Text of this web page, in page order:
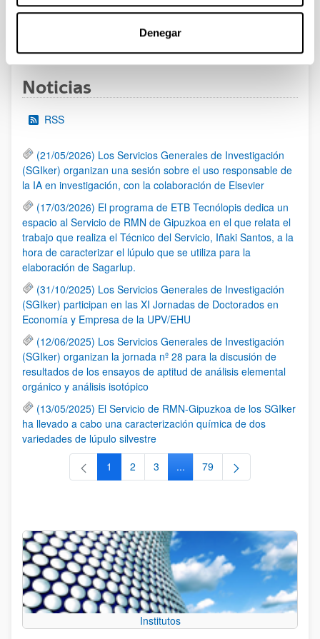
Denegar
Páginas intermedias Use TAB para
PáginaPágina
10 11
Noticias
RSS
(21/05/2026) Los Servicios Generales de Investigación
(SGIker) organizan una sesión sobre el uso responsable de
la IA en investigación, con la colaboración de Elsevier
(17/03/2026) El programa de ETB Tecnólopis dedica un
espacio al Servicio de RMN de Gipuzkoa en el que relata el
trabajo que realiza el Técnico del Servicio, Iñaki Santos, a la
hora de caracterizar el lúpulo que se utiliza para la
elaboración de Sagarlup.
(31/10/2025) Los Servicios Generales de Investigación
(SGIker) participan en las XI Jornadas de Doctorados en
Economía y Empresa de la UPV/EHU
(12/06/2025) Los Servicios Generales de Investigación
(SGIker) organizan la jornada nº 28 para la discusión de
resultados de los ensayos de aptitud de análisis elemental
orgánico y análisis isotópico
(13/05/2025) El Servicio de RMN-Gipuzkoa de los SGIker
ha llevado a cabo una caracterización química de dos
variedades de lúpulo silvestre
Página
1 Página
2 Página
3 ...Páginas intermedias Use TAB
Página
79
Institutos